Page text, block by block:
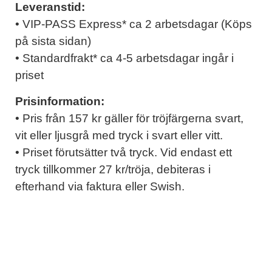
Leveranstid:
• VIP-PASS Express* ca 2 arbetsdagar (Köps
på sista sidan)
• Standardfrakt* ca 4-5 arbetsdagar ingår i
priset
Prisinformation:
• Pris från 157 kr gäller för tröjfärgerna svart,
vit eller ljusgrå med tryck i svart eller vitt.
• Priset förutsätter två tryck. Vid endast ett
tryck tillkommer 27 kr/tröja, debiteras i
efterhand via faktura eller Swish.